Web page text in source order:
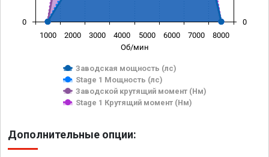
Об/мин
Заводская мощность (лс)
Stage 1 Мощность (лс)
Заводской крутящий момент (Нм)
Stage 1 Крутящий момент (Нм)
1000 2000 3000 4000 5000 6000 7000 8000
0 0
Дополнительные опции: